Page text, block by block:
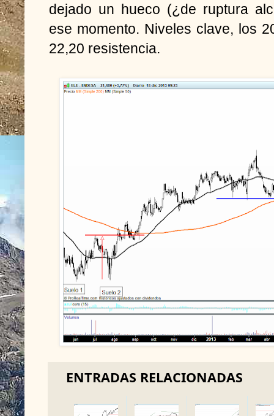
dejado un hueco (¿de ruptura
ese momento. Niveles clave, los
22,20 resistencia.
ENTRADAS RELACIONADAS